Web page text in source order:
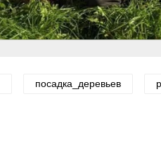
посадка_деревьев